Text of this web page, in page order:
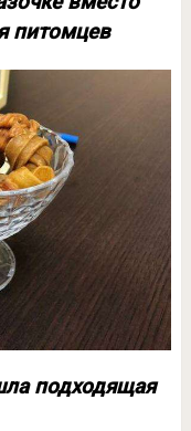
питомцев
подходящая